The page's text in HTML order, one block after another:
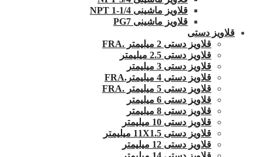
قلاویز ماشینی 1/4-1 NPT
قلاویز ماشینی PG7
قلاویز دستی
قلاویز دستی 2 میلیمتر .FRA
قلاویز دستی 2.5 میلیمتر
قلاویز دستی 3 میلیمتر
قلاویز دستی 4 میلیمتر.FRA
قلاویز دستی 5 میلیمتر .FRA
قلاویز دستی 6 میلیمتر
قلاویز دستی 8 میلیمتر
قلاویز دستی 10 میلیمتر
قلاویز دستی 11X1.5 میلیمتر
قلاویز دستی 12 میلیمتر